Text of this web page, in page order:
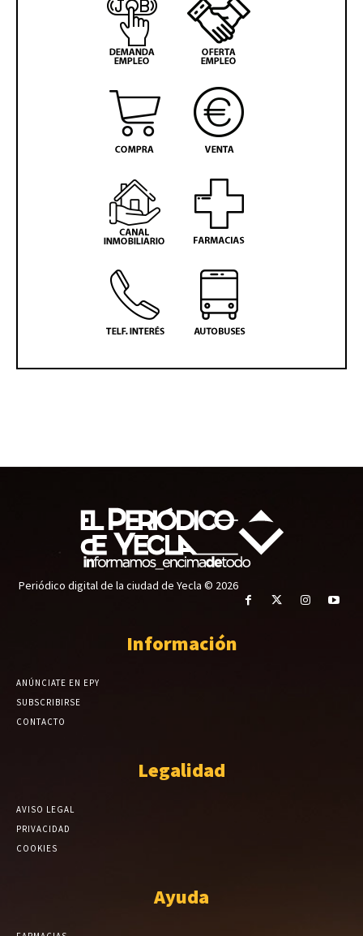
Periódico digital de la ciudad de Yecla © 2026
Información
ANÚNCIATE EN EPY
SUBSCRIBIRSE
CONTACTO
Legalidad
AVISO LEGAL
PRIVACIDAD
COOKIES
Ayuda